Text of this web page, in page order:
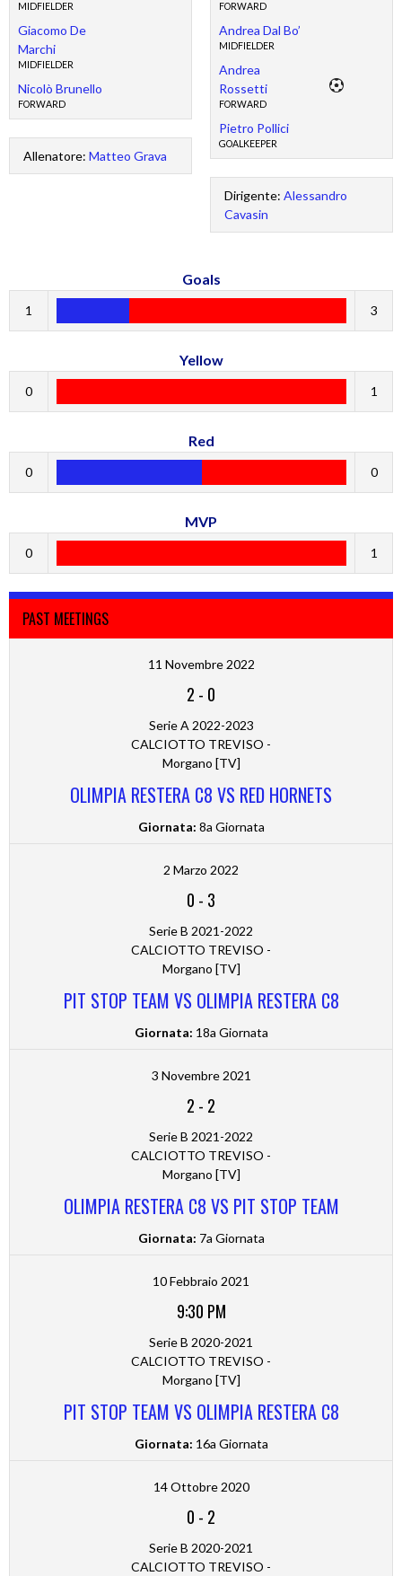
MIDFIELDER
Giacomo De
Marchi
MIDFIELDER
Nicolò Brunello
FORWARD
Allenatore: Matteo Grava
FORWARD
Andrea Dal Bo’
MIDFIELDER
Andrea
Rossetti
FORWARD
Pietro Pollici
GOALKEEPER
Dirigente: Alessandro
Cavasin
Goals
1 3
Yellow
0 1
Red
0 0
MVP
0 1
PAST MEETINGS
11 Novembre 2022
2 - 0
Serie A 2022-2023
CALCIOTTO TREVISO -
Morgano [TV]
OLIMPIA RESTERA C8 VS RED HORNETS
Giornata: 8a Giornata
2 Marzo 2022
0 - 3
Serie B 2021-2022
CALCIOTTO TREVISO -
Morgano [TV]
PIT STOP TEAM VS OLIMPIA RESTERA C8
Giornata: 18a Giornata
3 Novembre 2021
2 - 2
Serie B 2021-2022
CALCIOTTO TREVISO -
Morgano [TV]
OLIMPIA RESTERA C8 VS PIT STOP TEAM
Giornata: 7a Giornata
10 Febbraio 2021
9:30 PM
Serie B 2020-2021
CALCIOTTO TREVISO -
Morgano [TV]
PIT STOP TEAM VS OLIMPIA RESTERA C8
Giornata: 16a Giornata
14 Ottobre 2020
0 - 2
Serie B 2020-2021
CALCIOTTO TREVISO -